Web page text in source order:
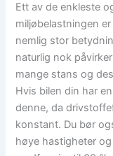
Ett av de enkleste
miljøbelastningen
nemlig stor
naturlig nok
mange stans og
Hvis bilen din har
denne, da
konstant. Du bør
høye hastigheter